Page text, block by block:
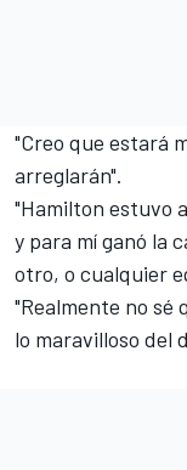
"Creo que estará
arreglarán".
"Hamilton estuvo
y para mí ganó la
otro, o cualquier
"Realmente no sé
lo maravilloso del